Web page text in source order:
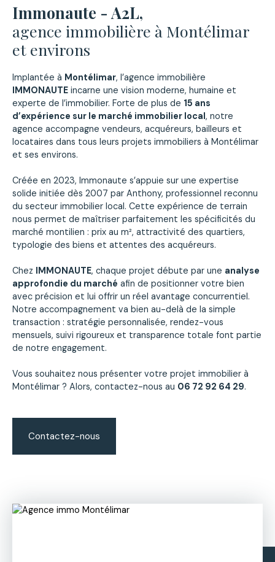
Immonaute - A2L,
agence immobilière à Montélimar
et environs
Implantée à Montélimar, l’agence immobilière
IMMONAUTE incarne une vision moderne, humaine et
experte de l’immobilier. Forte de plus de 15 ans
d’expérience sur le marché immobilier local, notre
agence accompagne vendeurs, acquéreurs, bailleurs et
locataires dans tous leurs projets immobiliers à Montélimar
et ses environs.
Créée en 2023, Immonaute s’appuie sur une expertise
solide initiée dès 2007 par Anthony, professionnel reconnu
du secteur immobilier local. Cette expérience de terrain
nous permet de maîtriser parfaitement les spécificités du
marché montilien : prix au m², attractivité des quartiers,
typologie des biens et attentes des acquéreurs.
Chez IMMONAUTE, chaque projet débute par une analyse
approfondie du marché afin de positionner votre bien
avec précision et lui offrir un réel avantage concurrentiel.
Notre accompagnement va bien au-delà de la simple
transaction : stratégie personnalisée, rendez-vous
mensuels, suivi rigoureux et transparence totale font partie
de notre engagement.
Vous souhaitez nous présenter votre projet immobilier à
Montélimar ? Alors, contactez-nous au 06 72 92 64 29.
Contactez-nous